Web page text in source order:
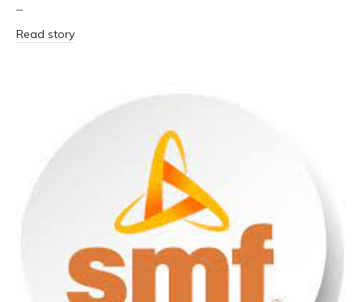
–
Read story